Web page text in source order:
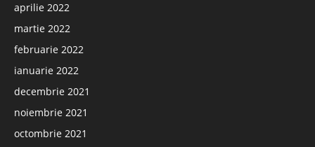
aprilie 2022
martie 2022
februarie 2022
ianuarie 2022
decembrie 2021
noiembrie 2021
octombrie 2021